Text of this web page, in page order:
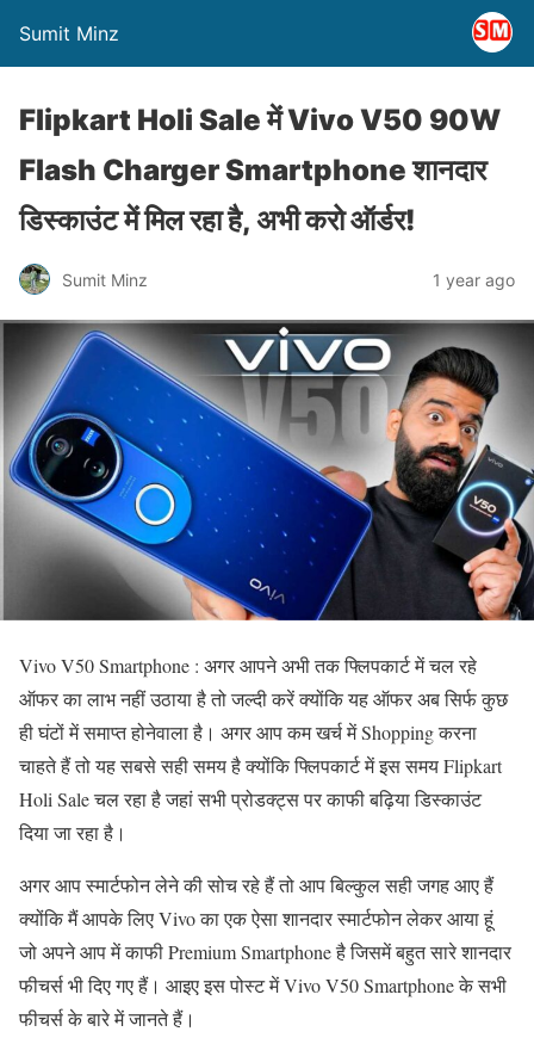
Sumit Minz
Flipkart Holi Sale में Vivo V50 90W
Flash Charger Smartphone शानदार
डिस्काउंट में मिल रहा है, अभी करो ऑर्डर!
Sumit Minz 1 year ago
Vivo V50 Smartphone : अगर आपने अभी तक फ्लिपकार्ट में चल रहे
ऑफर का लाभ नहीं उठाया है तो जल्दी करें क्योंकि यह ऑफर अब सिर्फ कुछ
ही घंटों में समाप्त होनेवाला है। अगर आप कम खर्च में Shopping करना
चाहते हैं तो यह सबसे सही समय है क्योंकि फ्लिपकार्ट में इस समय Flipkart
Holi Sale चल रहा है जहां सभी प्रोडक्ट्स पर काफी बढ़िया डिस्काउंट
दिया जा रहा है।
अगर आप स्मार्टफोन लेने की सोच रहे हैं तो आप बिल्कुल सही जगह आए हैं
क्योंकि मैं आपके लिए Vivo का एक ऐसा शानदार स्मार्टफोन लेकर आया हूं
जो अपने आप में काफी Premium Smartphone है जिसमें बहुत सारे शानदार
फीचर्स भी दिए गए हैं। आइए इस पोस्ट में Vivo V50 Smartphone के सभी
फीचर्स के बारे में जानते हैं।